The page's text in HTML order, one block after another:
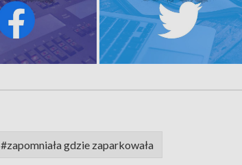
#zapomniała gdzie zaparkowała